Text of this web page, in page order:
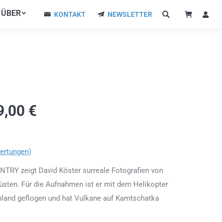
ÜBER KONTAKT NEWSLETTER
€
zeigt David Köster surreale Fotografien von
Für die Aufnahmen ist er mit dem Helikopter
geflogen und hat Vulkane auf Kamtschatka
ÜBER KONTAKT NEWSLETTER